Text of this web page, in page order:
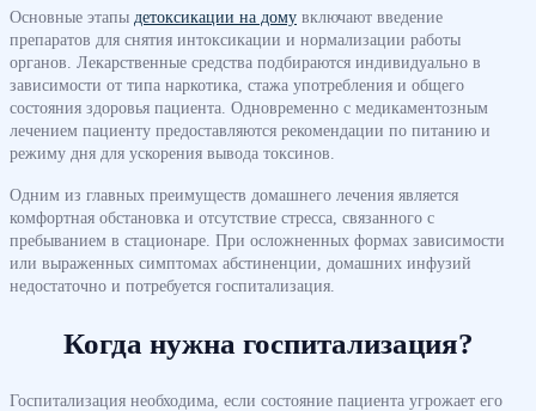
Основные этапы детоксикации на дому включают введение
препаратов для снятия интоксикации и нормализации работы
органов. Лекарственные средства подбираются индивидуально в
зависимости от типа наркотика, стажа употребления и общего
состояния здоровья пациента. Одновременно с медикаментозным
лечением пациенту предоставляются рекомендации по питанию и
режиму дня для ускорения вывода токсинов.
Одним из главных преимуществ домашнего лечения является
комфортная обстановка и отсутствие стресса, связанного с
пребыванием в стационаре. При осложненных формах зависимости
или выраженных симптомах абстиненции, домашних инфузий
недостаточно и потребуется госпитализация.
Когда нужна госпитализация?
Госпитализация необходима, если состояние пациента угрожает его